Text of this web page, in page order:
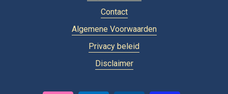
Contact
Algemene Voorwaarden
Privacy beleid
Disclaimer